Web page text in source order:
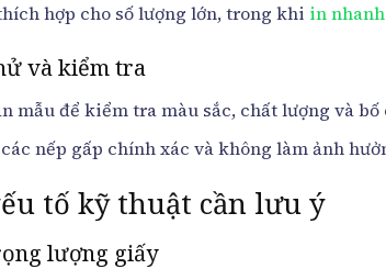
hợp cho số lượng lớn, trong khi in nhanh
và kiểm tra
mẫu để kiểm tra màu sắc, chất lượng và bố
nếp gấp chính xác và không làm ảnh
tố kỹ thuật cần lưu ý
lượng giấy